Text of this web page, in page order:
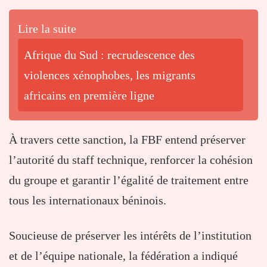
Lire la suite
Afrique du Sud : recrudescence des
violences xénophobes, les migrants
africains en première ligne
À travers cette sanction, la FBF entend préserver
l’autorité du staff technique, renforcer la cohésion
du groupe et garantir l’égalité de traitement entre
tous les internationaux béninois.
Soucieuse de préserver les intérêts de l’institution
et de l’équipe nationale, la fédération a indiqué